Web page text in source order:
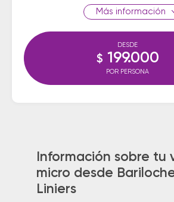
información
DESDE
$ 199.000
POR PERSONA
Información sobre tu
micro desde
Liniers